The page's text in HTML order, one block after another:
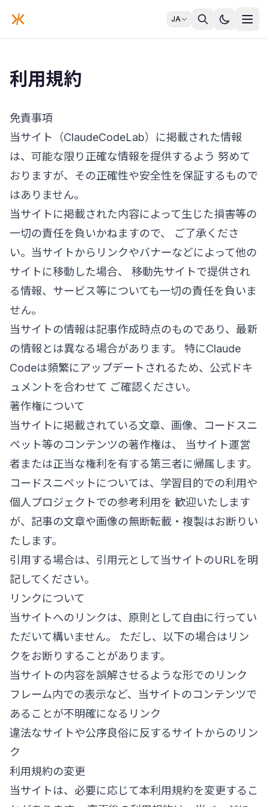
JA
利用規約
免責事項
当サイト（ClaudeCodeLab）に掲載された情報
は、可能な限り正確な情報を提供するよう 努めて
おりますが、その正確性や安全性を保証するもので
はありません。
当サイトに掲載された内容によって生じた損害等の
一切の責任を負いかねますので、 ご了承くださ
い。当サイトからリンクやバナーなどによって他の
サイトに移動した場合、 移動先サイトで提供され
る情報、サービス等についても一切の責任を負いま
せん。
当サイトの情報は記事作成時点のものであり、最新
の情報とは異なる場合があります。 特にClaude
Codeは頻繁にアップデートされるため、公式ドキ
ュメントを合わせて ご確認ください。
著作権について
当サイトに掲載されている文章、画像、コードスニ
ペット等のコンテンツの著作権は、 当サイト運営
者または正当な権利を有する第三者に帰属します。
コードスニペットについては、学習目的での利用や
個人プロジェクトでの参考利用を 歓迎いたします
が、記事の文章や画像の無断転載・複製はお断りい
たします。
引用する場合は、引用元として当サイトのURLを明
記してください。
リンクについて
当サイトへのリンクは、原則として自由に行ってい
ただいて構いません。 ただし、以下の場合はリン
クをお断りすることがあります。
当サイトの内容を誤解させるような形でのリンク
フレーム内での表示など、当サイトのコンテンツで
あることが不明確になるリンク
違法なサイトや公序良俗に反するサイトからのリン
ク
利用規約の変更
当サイトは、必要に応じて本利用規約を変更するこ